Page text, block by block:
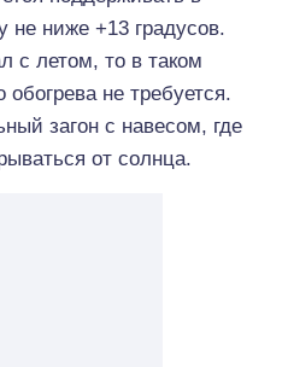
не ниже +13 градусов.
с летом, то в таком
обогрева не требуется.
загон с навесом, где
от солнца.